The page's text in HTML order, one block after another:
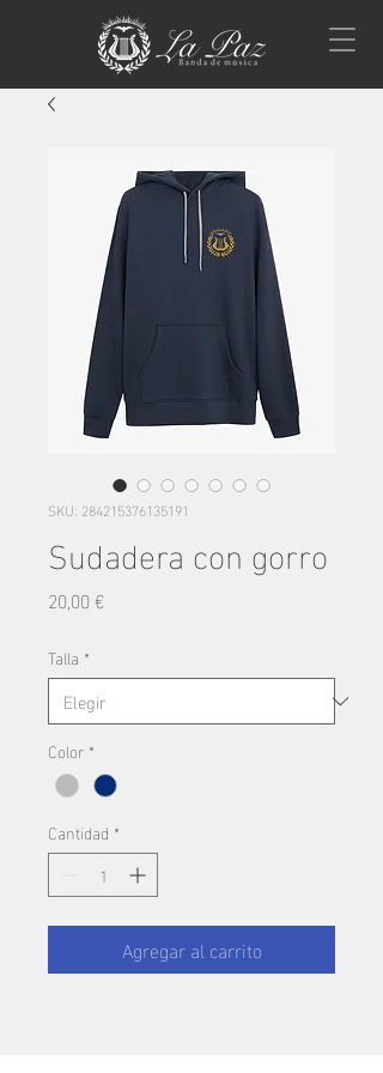
SKU: 284215376135191
Sudadera con gorro
20,00 €Precio
Talla *
Color *
Cantidad *
Agregar al carrito